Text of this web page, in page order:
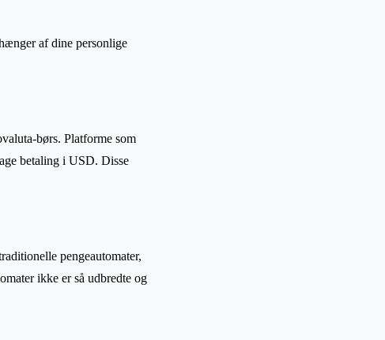
af dine personlige
børs. Platforme som
betaling i USD. Disse
pengeautomater,
ikke er så udbredte og